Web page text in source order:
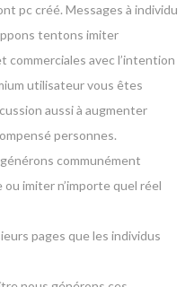
pc créé. Messages à individu
tentons imiter
commerciales avec l’intention
utilisateur vous êtes
aussi à augmenter
personnes.
communément
imiter n’importe quel réel
pages que les individus